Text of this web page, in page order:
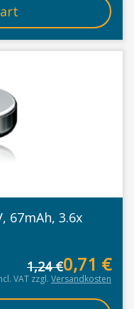
67mAh, 3.6x
1,24€0,71 €
VAT zzgl. Versandkosten